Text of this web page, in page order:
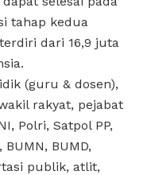
tahap kedua
dari 16,9 juta
(guru & dosen),
rakyat, pejabat
Polri, Satpol PP,
BUMD,
publik, atlit,